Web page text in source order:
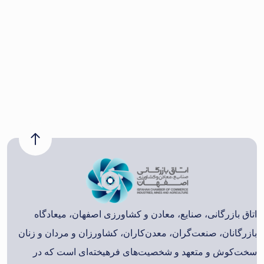
اتاق بازرگانی، صنایع، معادن و کشاورزی اصفهان، میعادگاه
بازرگانان، صنعت‌گران، معدن‌کاران، کشاورزان و مردان و زنان
سخت‌کوش و متعهد و شخصیت‌های فرهیخته‌ای است که در